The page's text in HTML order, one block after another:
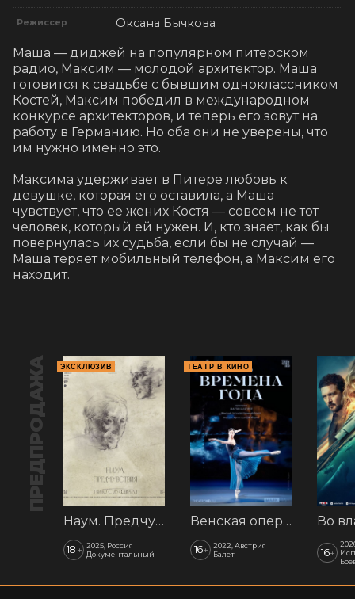
Режиссер Оксана Бычкова
Маша — диджей на популярном питерском
радио, Максим — молодой архитектор. Маша
готовится к свадьбе с бывшим одноклассником
Костей, Максим победил в международном
конкурсе архитекторов, и теперь его зовут на
работу в Германию. Но оба они не уверены, что
им нужно именно это.
Максима удерживает в Питере любовь к
девушке, которая его оставила, а Маша
чувствует, что ее жених Костя — совсем не тот
человек, который ей нужен. И, кто знает, как бы
повернулась их судьба, если бы не случай —
Маша теряет мобильный телефон, а Максим его
находит.
ПРЕДПРОДАЖА ЭКСКЛЮЗИВ
Наум. Предчувствия
18 + 2025, Россия
Документальный
ТЕАТР В КИНО
Венская опера: Времена года
16+
2022, Австрия
Балет
16+